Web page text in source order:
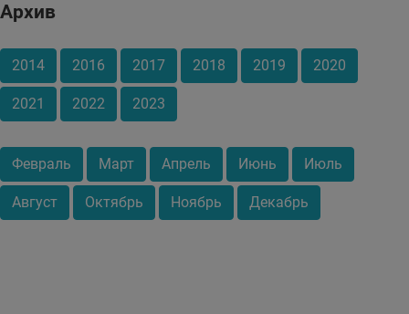
Архив
2014 2016 2017 2018 2019 2020
2021 2022 2023
Февраль Март Апрель Июнь Июль
Август Октябрь Ноябрь Декабрь